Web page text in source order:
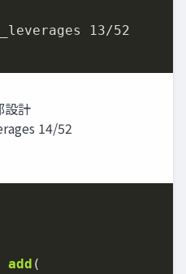
13/52
設計
14/52
add (